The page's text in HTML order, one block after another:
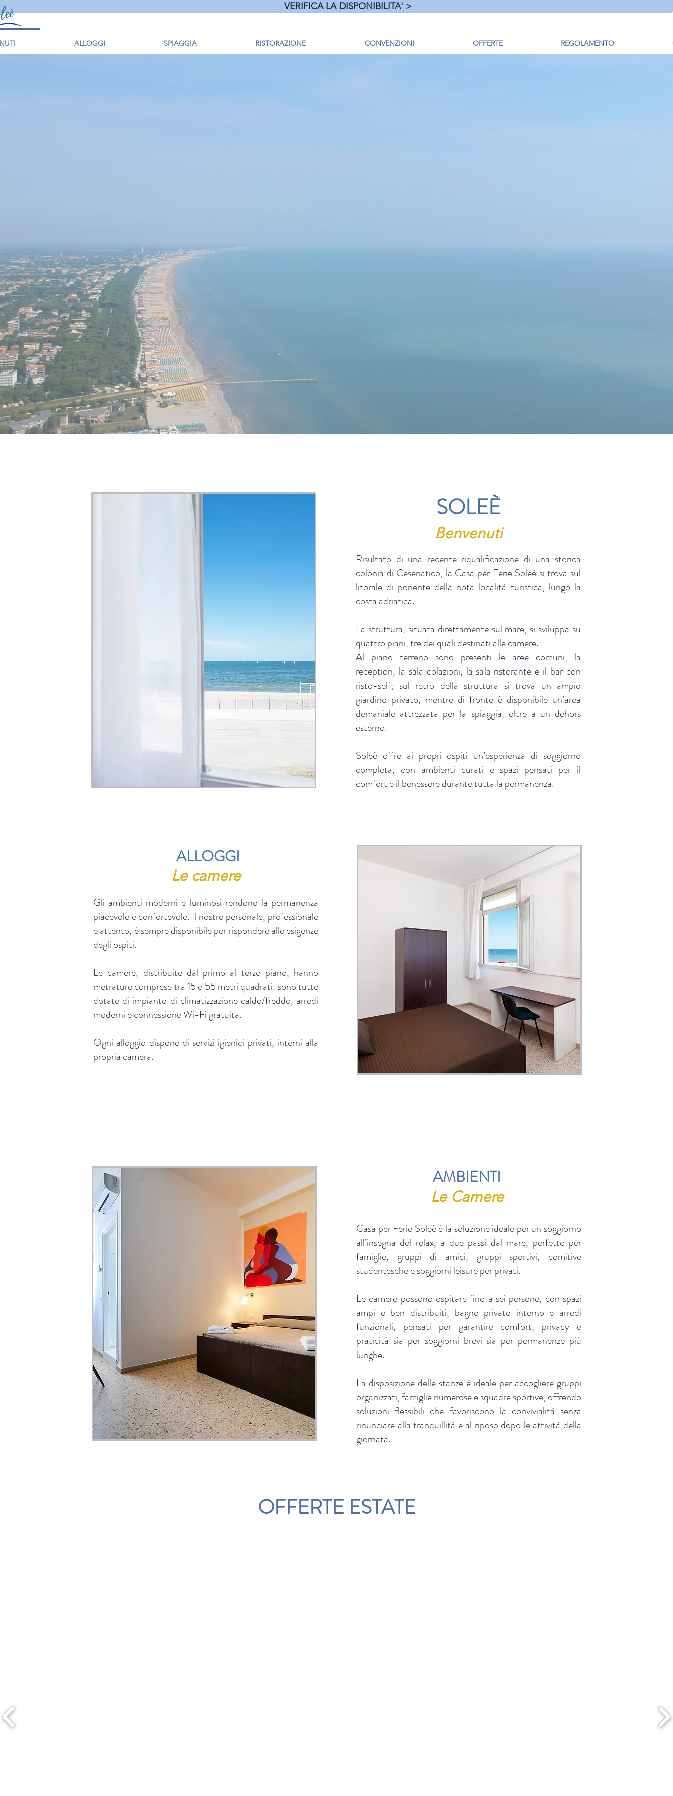
VERIFICA LA DISPONIBILITA' >
ALLOGGI SPIAGGIA RISTORAZIONE CONVENZIONI OFFERTE REGOLAMENTO
SOLEÈ
Benvenuti
Risultato di una recente riqualificazione di una storica
colonia di Cesenatico, la Casa per Ferie Soleè si trova sul
litorale di ponente della nota località turistica, lungo la
costa adriatica.
La struttura, situata direttamente sul mare, si sviluppa su
quattro piani, tre dei quali destinati alle camere.
Al piano terreno sono presenti le aree comuni, la
reception, la sala colazioni, la sala ristorante e il bar con
risto-self; sul retro della struttura si trova un ampio
giardino privato, mentre di fronte è disponibile un’area
demaniale attrezzata per la spiaggia, oltre a un dehors
esterno.
Soleè offre ai propri ospiti un’esperienza di soggiorno
completa, con ambienti curati e spazi pensati per il
comfort e il benessere durante tutta la permanenza.
ALLOGGI
Le camere
Gli ambienti moderni e luminosi rendono la permanenza
piacevole e confortevole. Il nostro personale, professionale
e attento, è sempre disponibile per rispondere alle esigenze
degli ospiti.
Le camere, distribuite dal primo al terzo piano, hanno
metrature comprese tra 15 e 55 metri quadrati: sono tutte
dotate di impianto di climatizzazione caldo/freddo, arredi
moderni e connessione Wi-Fi gratuita.
Ogni alloggio dispone di servizi igienici privati, interni alla
propria camera.
AMBIENTI
Le Camere
Casa per Ferie Soleè è la soluzione ideale per un soggiorno
all’insegna del relax, a due passi dal mare, perfetto per
famiglie, gruppi di amici, gruppi sportivi, comitive
studentesche e soggiorni leisure per privati.
Le camere possono ospitare fino a sei persone, con spazi
ampi e ben distribuiti, bagno privato interno e arredi
funzionali, pensati per garantire comfort, privacy e
praticità sia per soggiorni brevi sia per permanenze più
lunghe.
La disposizione delle stanze è ideale per accogliere gruppi
organizzati, famiglie numerose e squadre sportive, offrendo
soluzioni flessibili che favoriscono la convivialità senza
rinunciare alla tranquillità e al riposo dopo le attività della
giornata.
OFFERTE ESTATE